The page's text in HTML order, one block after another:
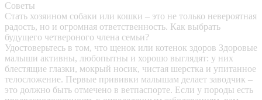
Советы
Стать хозяином собаки или кошки – это не только невероятная
радость, но и огромная ответственность. Как выбрать
будущего четвероного члена семьи?
Удостоверьтесь в том, что щенок или котенок здоров Здоровые
малыши активны, любопытны и хорошо выглядят: у них
блестящие глазки, мокрый носик, чистая шерстка и упитанное
телосложение. Первые прививки малышам делает заводчик –
это должно быть отмечено в ветпаспорте. Если у породы есть